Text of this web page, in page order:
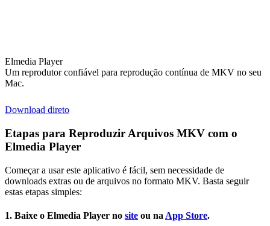
Elmedia Player
Um reprodutor confiável para reprodução contínua de MKV no seu
Mac.
Download direto
Etapas para Reproduzir Arquivos MKV com o
Elmedia Player
Começar a usar este aplicativo é fácil, sem necessidade de
downloads extras ou de arquivos no formato MKV. Basta seguir
estas etapas simples:
1. Baixe o Elmedia Player no site ou na App Store.